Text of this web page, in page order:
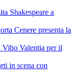
Shakespeare a
Cenere presenta la
Valentia per il
in scena con